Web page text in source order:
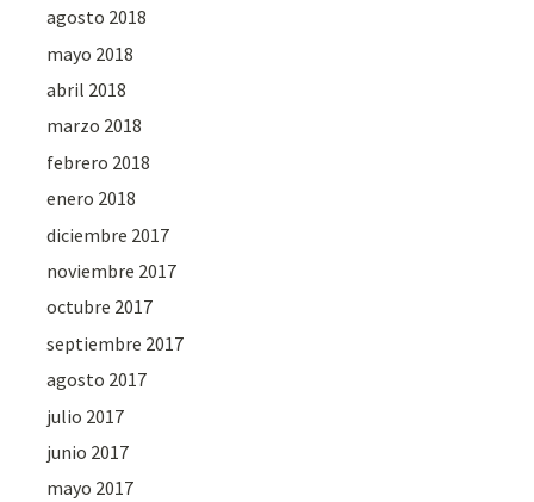
agosto 2018
mayo 2018
abril 2018
marzo 2018
febrero 2018
enero 2018
diciembre 2017
noviembre 2017
octubre 2017
septiembre 2017
agosto 2017
julio 2017
junio 2017
mayo 2017